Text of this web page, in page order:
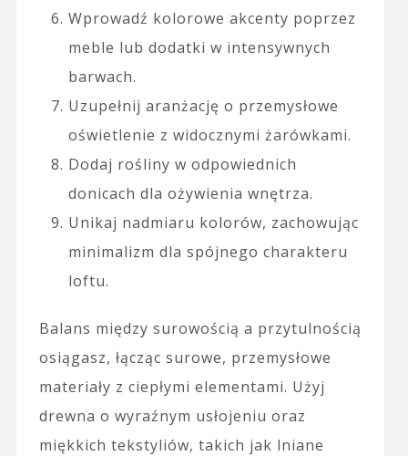
Wprowadź kolorowe akcenty poprzez
meble lub dodatki w intensywnych
barwach.
Uzupełnij aranżację o przemysłowe
oświetlenie z widocznymi żarówkami.
Dodaj rośliny w odpowiednich
donicach dla ożywienia wnętrza.
Unikaj nadmiaru kolorów, zachowując
minimalizm dla spójnego charakteru
loftu.
Balans między surowością a przytulnością
osiągasz, łącząc surowe, przemysłowe
materiały z ciepłymi elementami. Użyj
drewna o wyraźnym usłojeniu oraz
miękkich tekstyliów, takich jak lniane